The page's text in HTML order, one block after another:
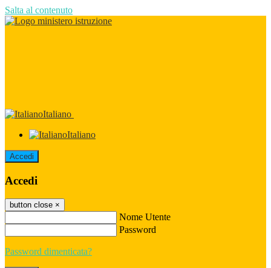
Salta al contenuto
Italiano
Italiano
Accedi
Accedi
button close ×
Nome Utente
Password
Password dimenticata?